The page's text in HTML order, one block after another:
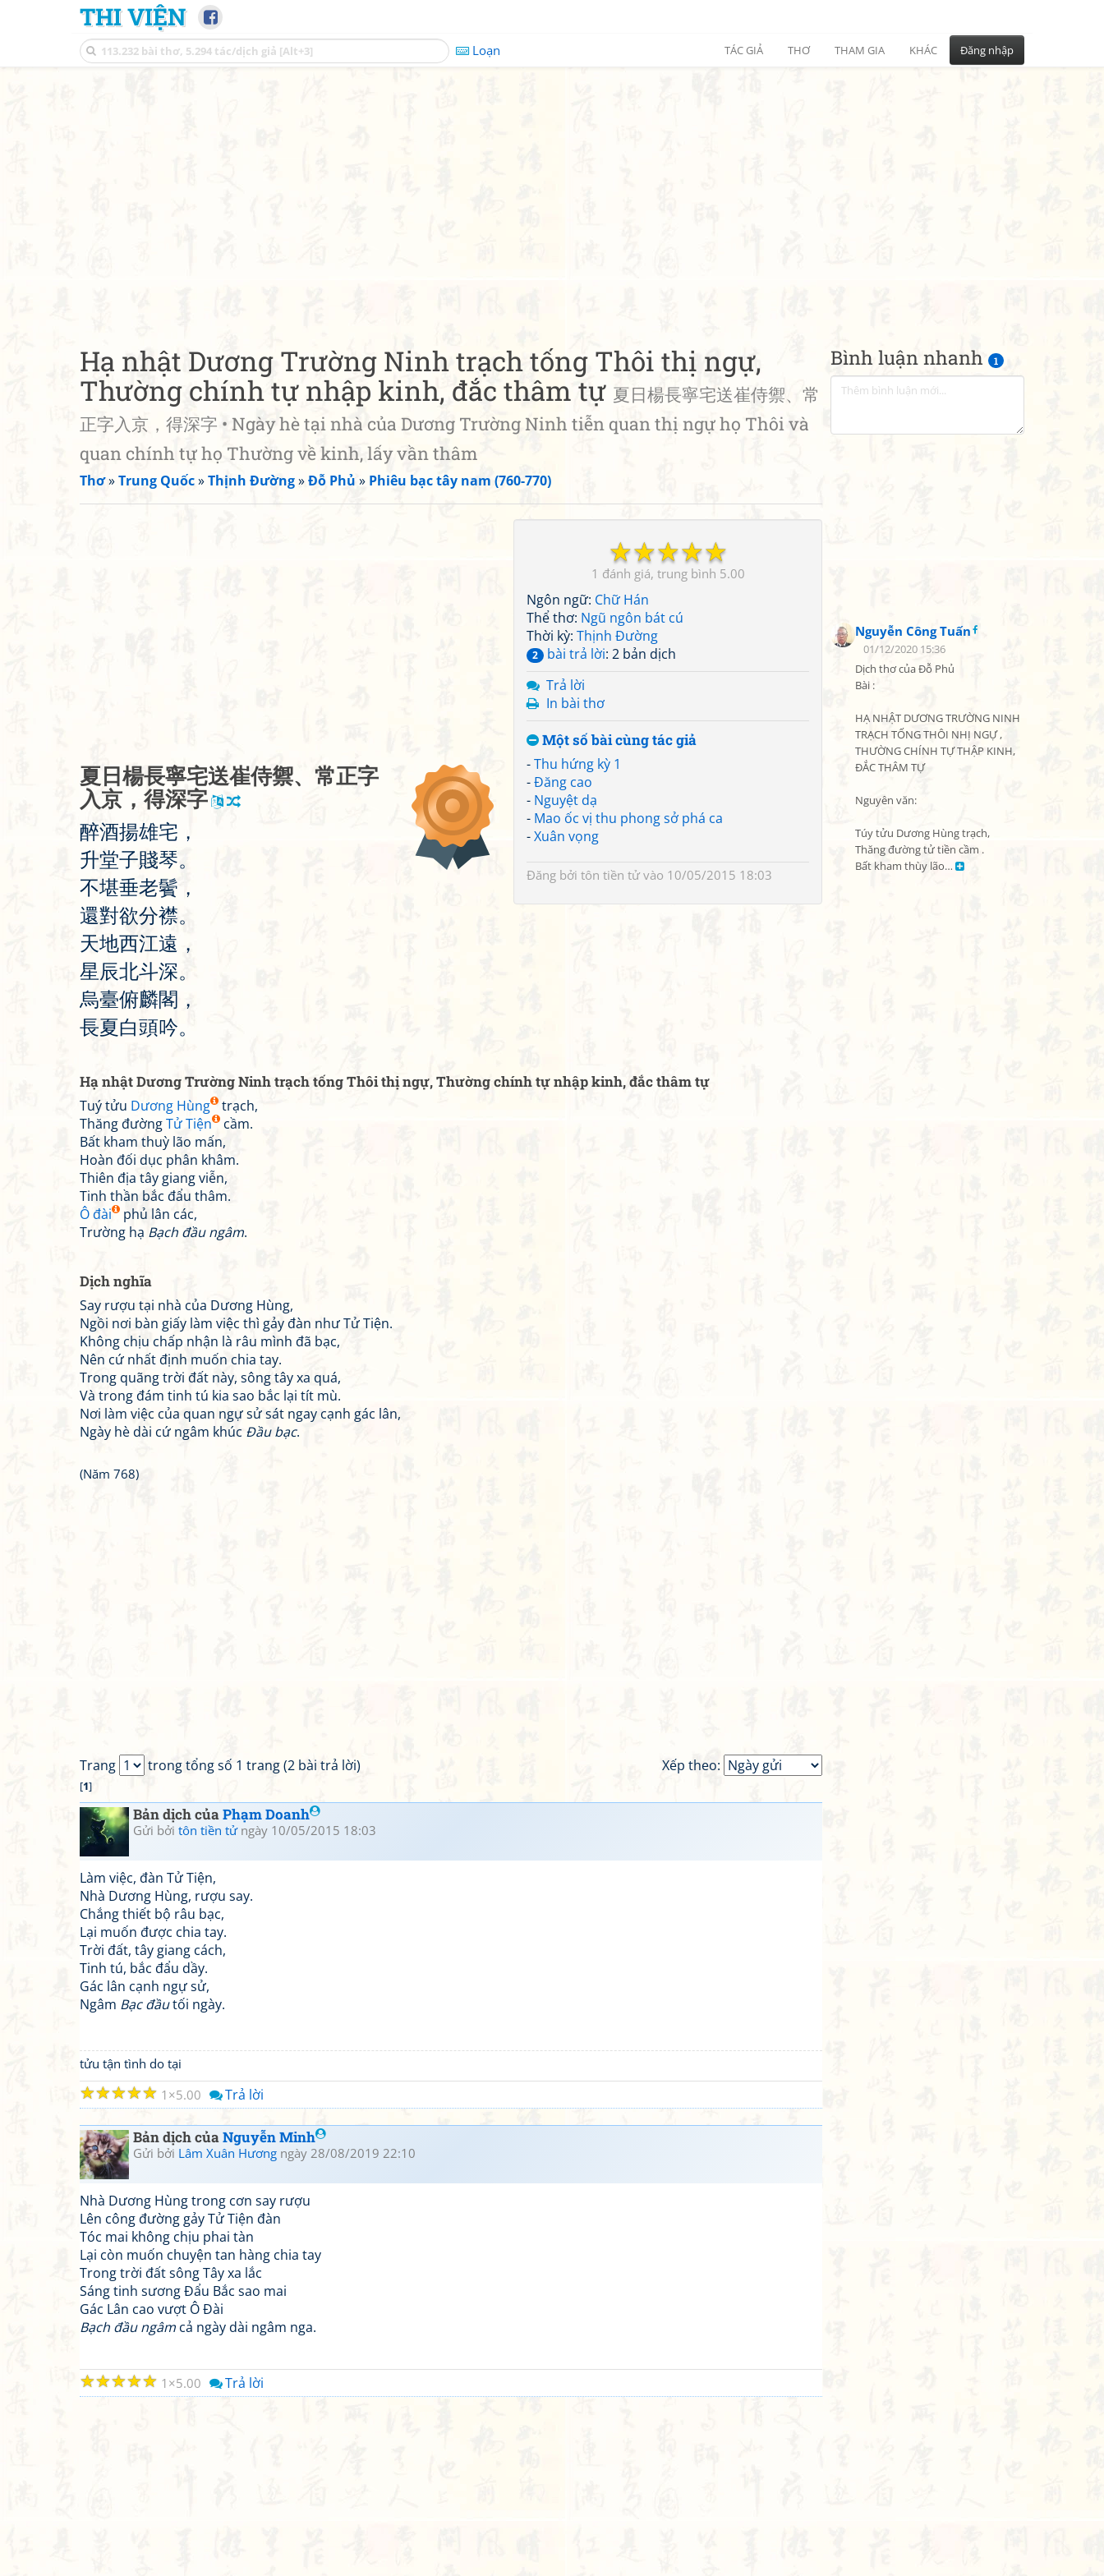
THI VIỆN
Loạn TÁC GIẢ THƠ THAM GIA KHÁC Đăng nhập
Bình luận nhanh 1
Nguyễn Công Tuấn
01/12/2020 15:36
Dịch thơ của Đỗ Phủ
Bài :
HẠ NHẬT DƯƠNG TRƯỜNG NINH
TRẠCH TỐNG THÔI NHỊ NGỰ ,
THƯỜNG CHÍNH TỰ THẬP KINH,
ĐẮC THÂM TỰ
Nguyên văn:
Túy tửu Dương Hùng trạch,
Thăng đường tử tiền cầm .
Bất kham thùy lão…
Hạ nhật Dương Trường Ninh trạch tống Thôi thị ngự,
Thường chính tự nhập kinh, đắc thâm tự 夏日楊長寧宅送崔侍禦、常
正字入京，得深字 • Ngày hè tại nhà của Dương Trường Ninh tiễn quan thị ngự họ Thôi và
quan chính tự họ Thường về kinh, lấy vần thâm
Thơ»Trung Quốc»Thịnh Đường»Đỗ Phủ » Phiêu bạc tây nam (760-770)
☆
☆
☆
☆
☆
1 5.00
Ngôn ngữ: Chữ Hán
Thể thơ: Ngũ ngôn bát cú
Thời kỳ: Thịnh Đường
2 bài trả lời: 2 bản dịch
Trả lời
In bài thơ
Một số bài cùng tác giả
-Thu hứng kỳ 1
-Đăng cao
- Nguyệt dạ
- Mao ốc vị thu phong sở phá ca
-Xuân vọng
Đăng bởi tôn tiền tửvào 10/05/2015 18:03
夏 日 楊長寧宅送崔侍禦、 常正字
入京 ， 得深字
醉酒揚雄宅 ，
升堂子賤琴。
不堪垂老鬢 ，
還對欲分襟。
天地西江遠 ，
星 辰北斗深。
烏臺俯麟閣 ，
長夏白頭吟。
Hạ nhật Dương Trường Ninh trạch tống Thôi thị ngự, Thường chính tự nhập kinh, đắc thâm tự
Tuý tửu Dương Hùng
trạch,
Thăng đườngTử Tiện
cầm.
Bất kham thuỳ lão mấn,
Hoàn đối dục phân khâm.
Thiên địa tây giang viễn,
Tinh thần bắc đẩu thâm.
Ô đài
phủ lân các,
Trường hạ Bạch đầu ngâm.
Dịch nghĩa
Say rượu tại nhà của Dương Hùng,
Ngồi nơi bàn giấy làm việc thì gảy đàn như Tử Tiện.
Không chịu chấp nhận là râu mình đã bạc,
Nên cứ nhất định muốn chia tay.
Trong quãng trời đất này, sông tây xa quá,
Và trong đám tinh tú kia sao bắc lại tít mù.
Nơi làm việc của quan ngự sử sát ngay cạnh gác lân,
Ngày hè dài cứ ngâm khúc Đầu bạc.
(Năm 768)
Xếp theo:
Trang trong tổng số 1 trang (2 bài trả lời)
[1]
Bản dịch củaPhạm Doanh
Gửi bởi tôn tiền tửngày 10/05/2015 18:03
Làm việc, đàn Tử Tiện,
Nhà Dương Hùng, rượu say.
Chắng thiết bộ râu bạc,
Lại muốn được chia tay.
Trời đất, tây giang cách,
Tinh tú, bắc đẩu dầy.
Gác lân cạnh ngự sử,
Ngâm Bạc đầutối ngày.
tửu tận tình do tại
☆
☆
☆
☆
☆ 1 5.00 Trả lời
Bản dịch củaNguyễn Minh
Gửi bởi Lâm Xuân Hương ngày 28/08/2019 22:10
Nhà Dương Hùng trong cơn say rượu
Lên công đường gảy Tử Tiện đàn
Tóc mai không chịu phai tàn
Lại còn muốn chuyện tan hàng chia tay
Trong trời đất sông Tây xa lắc
Sáng tinh sương Đẩu Bắc sao mai
Gác Lân cao vượt Ô Đài
Bạch đầu ngâm cả ngày dài ngâm nga.
☆
☆
☆
☆
☆ 1 5.00 Trả lời